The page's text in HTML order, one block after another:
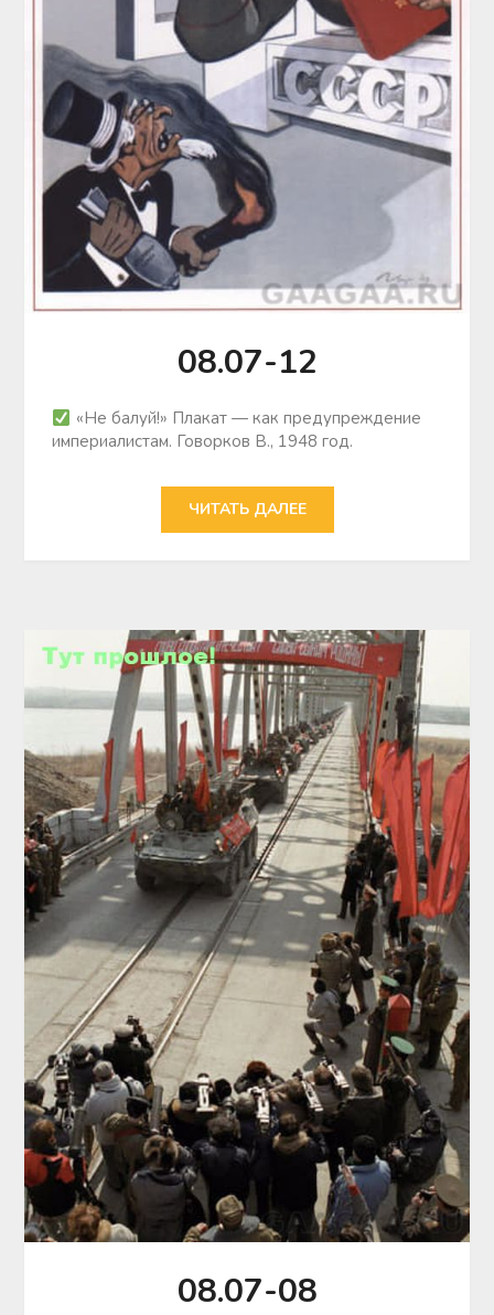
08.07-12
«Не балуй!» Плакат — как предупреждение
империалистам. Говорков В., 1948 год.
ЧИТАТЬ ДАЛЕЕ
08.07-08